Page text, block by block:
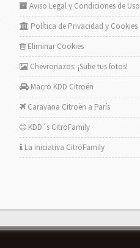
Aviso Legal y Condiciones de Uso
Política de Privacidad y Cookies
Eliminar Cookies
Chevronazos: ¡Sube tus fotos!
Macro KDD Citroën
Caravana Citroën a París
KDD´s CitröFamily
La iniciativa CitröFamily